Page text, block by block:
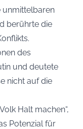
unmittelbaren
berührte die
des
und deutete
nicht auf die
Halt machen“,
Potenzial für